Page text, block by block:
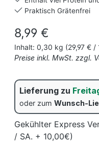
Praktisch Grätenfrei
Regulärer Preis:
8,99 €
Inhalt: 0,30 kg (29,97 € /
Preise inkl. MwSt. zzgl.
Lieferung zu
oder zum Wunsch-
Gekühlter Express
/ SA. + 10,00€)